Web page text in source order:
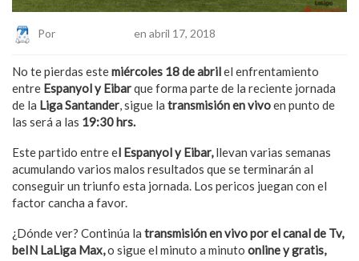
Por en abril 17, 2018
No te pierdas estemiércoles 18 de abrilel enfrentamiento
entre Espanyol y Eibarque forma parte de la reciente jornada
de la Liga Santander, sigue la transmisión en vivoen punto de
las será a las 19:30 hrs.
Este partido entre el Espanyol y Eibar,llevan varias semanas
acumulando varios malos resultados que se terminarán al
conseguir un triunfo esta jornada. Los pericos juegan con el
factor cancha a favor.
¿Dónde ver? Continúa la transmisión en vivo por el canal de Tv,
beIN LaLiga Max,o sigue el minuto a minuto online y gratis,